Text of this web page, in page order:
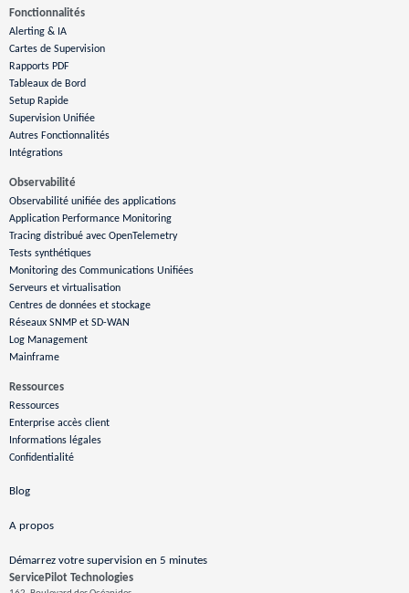
ServicePilot Technologies
Fonctionnalités
Alerting & IA
Cartes de Supervision
Rapports PDF
Tableaux de Bord
Setup Rapide
Supervision Unifiée
Autres Fonctionnalités
Intégrations
Observabilité
Observabilité unifiée des applications
Application Performance Monitoring
Tracing distribué avec OpenTelemetry
Tests synthétiques
Monitoring des Communications Unifiées
Serveurs et virtualisation
Centres de données et stockage
Réseaux SNMP et SD-WAN
Log Management
Mainframe
Ressources
Ressources
Enterprise accès client
Informations légales
Confidentialité
Blog
A propos
Démarrez votre supervision en 5 minutes